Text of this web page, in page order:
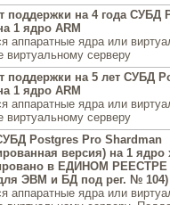
поддержки на 4 года СУБД
1 ядро ARM
аппаратные ядра или
виртуальному серверу
поддержки на 5 лет СУБД
1 ядро ARM
аппаратные ядра или
виртуальному серверу
Postgres Pro Shardman
версия) на 1 ядро
в ЕДИНОМ РЕЕСТРЕ
ЭВМ и БД под рег. № 104)
аппаратные ядра или